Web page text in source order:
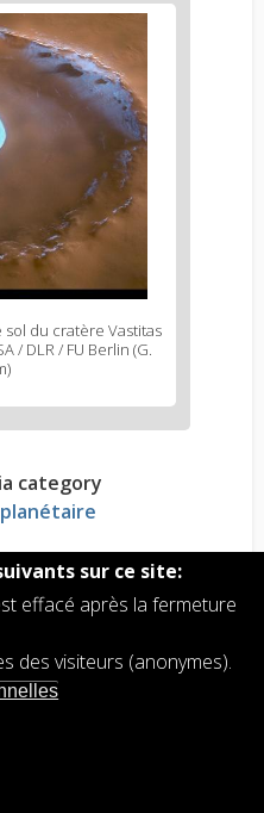
du cratère Vastitas
/ DLR / FU Berlin (G.
category
de la planète
la vie sur Mars?
terrestre et
sur ce site:
effacé après la fermeture
des visiteurs (anonymes).